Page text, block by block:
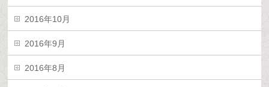
2016年10月
2016年9月
2016年8月